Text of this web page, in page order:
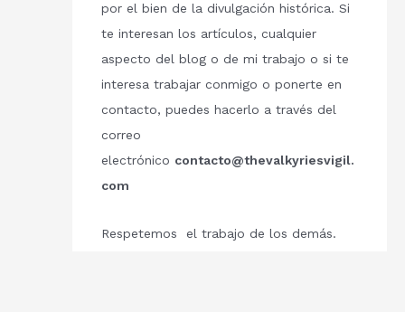
por el bien de la divulgación histórica. Si
te interesan los artículos, cualquier
aspecto del blog o de mi trabajo o si te
interesa trabajar conmigo o ponerte en
contacto, puedes hacerlo a través del
correo
electrónico contacto@thevalkyriesvigil.
com
Respetemos el trabajo de los demás.